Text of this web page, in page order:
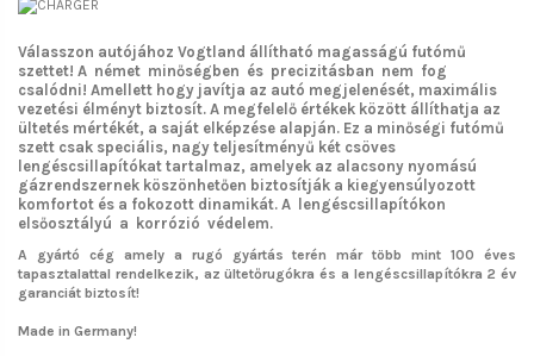
Válasszon autójához Vogtland állítható magasságú futómű
szettet! A német minőségben és precizitásban nem fog
csalódni! Amellett hogy javítja az autó megjelenését, maximális
vezetési élményt biztosít. A megfelelő értékek között állíthatja az
ültetés mértékét, a saját elképzése alapján. Ez a minőségi futómű
szett csak speciális, nagy teljesítményű két csöves
lengéscsillapítókat tartalmaz, amelyek az alacsony nyomású
gázrendszernek köszönhetően biztosítják a kiegyensúlyozott
komfortot és a fokozott dinamikát. A lengéscsillapítókon
elsőosztályú a korrózió védelem.
A gyártó cég amely a rugó gyártás terén már több mint 100 éves
tapasztalattal rendelkezik, az ültetőrugókra és a lengéscsillapítókra 2 év
garanciát biztosít!
Made in Germany!